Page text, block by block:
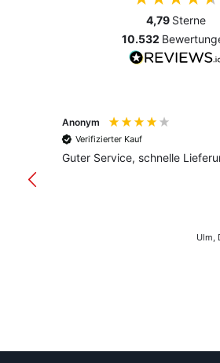
4,79 Sterne
10.532
Anonym
Verifizierter Kauf
Guter Service, schnelle
Ulm,